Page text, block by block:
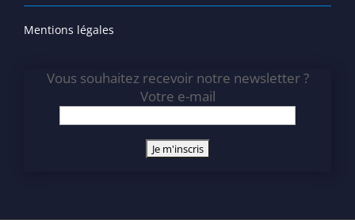
Mentions légales
Vous souhaitez recevoir notre newsletter ?
Votre e-mail